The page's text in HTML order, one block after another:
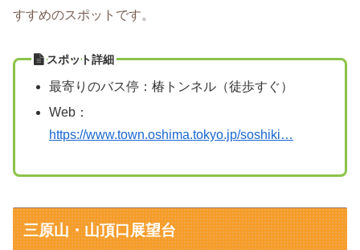
すすめのスポットです。
スポット詳細
最寄りのバス停：椿トンネル（徒歩すぐ）
Web：
https://www.town.oshima.tokyo.jp/soshiki…
三原山・山頂口展望台